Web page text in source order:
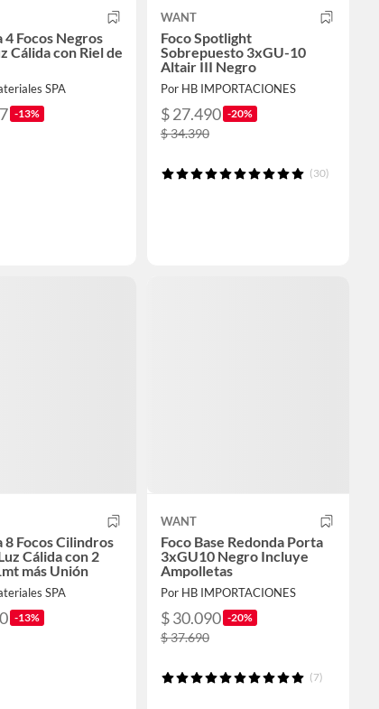
4 Focos Negros
Cálida con Riel de
SPA
-13%
WANT
Foco Spotlight
Sobrepuesto 3xGU-10
Altair III Negro
Por HB IMPORTACIONES
$ 27.490 -20%
$ 34.390
(30)
8 Focos Cilindros
Cálida con 2
más Unión
SPA
-13%
WANT
Foco Base Redonda Porta
3xGU10 Negro Incluye
Ampolletas
Por HB IMPORTACIONES
$ 30.090 -20%
$ 37.690
(7)